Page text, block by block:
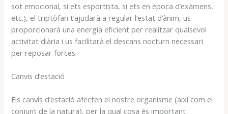
sot emocional, si ets esportista, si ets en època d’exàmens,
etc.), el triptòfan t’ajudarà a regular l’estat d’ànim, us
proporcionarà una energia eficient per realitzar qualsevol
activitat diària i us facilitarà el descans nocturn necessari
per reposar forces.
Canvis d’estació
Els canvis d’estació afecten el nostre organisme (així com el
conjunt de la natura), per la qual cosa és important